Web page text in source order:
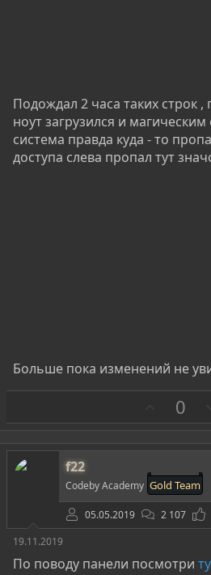
Подождал 2 часа таких строк
ноут загрузился и
система правда куда - то
доступа слева пропал тут
Больше пока изменений не
а
0
f22
Codeby Academy Gold Team
05.05.2019 2 107
19.11.2019
По поводу панели посмотри